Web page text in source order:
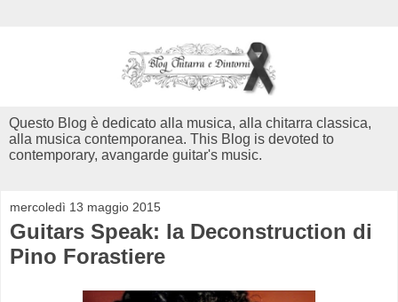
Questo Blog è dedicato alla musica, alla chitarra classica,
alla musica contemporanea. This Blog is devoted to
contemporary, avangarde guitar's music.
mercoledì 13 maggio 2015
Guitars Speak: la Deconstruction di
Pino Forastiere